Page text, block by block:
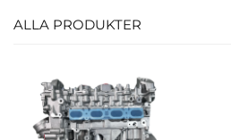
ALLA PRODUKTER